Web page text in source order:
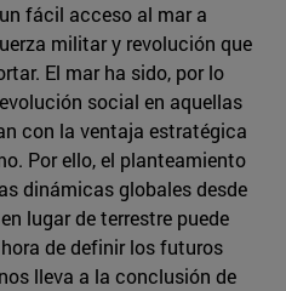
fácil acceso al mar a
militar y revolución que
El mar ha sido, por lo
social en aquellas
con la ventaja estratégica
Por ello, el planteamiento
dinámicas globales desde
lugar de terrestre puede
de definir los futuros
lleva a la conclusión de